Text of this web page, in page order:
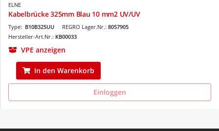
ELNE
Kabelbrücke 325mm Blau 10 mm2 UV/UV
REGRO Lager.Nr.: 8057905
Type: B10B325UU
Hersteller-Art.Nr.: KB00033
VPE anzeigen
In den Warenkorb
Einloggen